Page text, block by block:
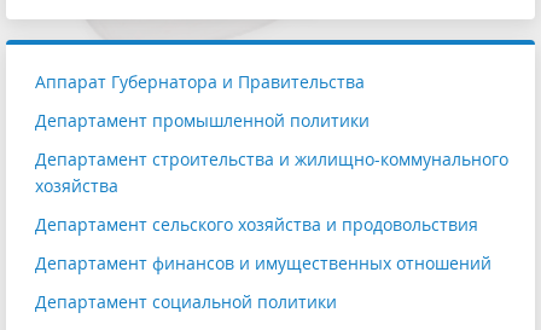
Аппарат Губернатора и Правительства
Департамент промышленной политики
Департамент строительства и жилищно-коммунального
хозяйства
Департамент сельского хозяйства и продовольствия
Департамент финансов и имущественных отношений
Департамент социальной политики